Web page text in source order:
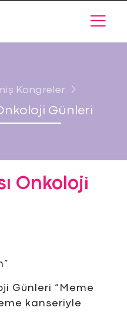
Kongreler
Günleri
Onkoloji
Günleri “Meme
kanseriyle